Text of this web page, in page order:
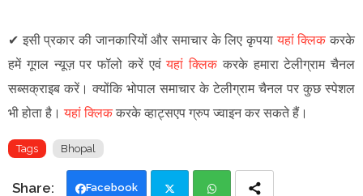
✔ इसी प्रकार की जानकारियों और समाचार के लिए कृपयायहां क्लिक करके
हमें गूगल न्यूज़ पर फॉलो करें एवंयहां क्लिक करके हमारा टेलीग्राम चैनल
सब्सक्राइब करें। क्योंकि भोपाल समाचार के टेलीग्राम चैनल पर कुछ स्पेशल
भी होता है।यहां क्लिककरके व्हाट्सएप ग्रुप ज्वाइन कर सकते हैं।
Tags Bhopal
Facebook